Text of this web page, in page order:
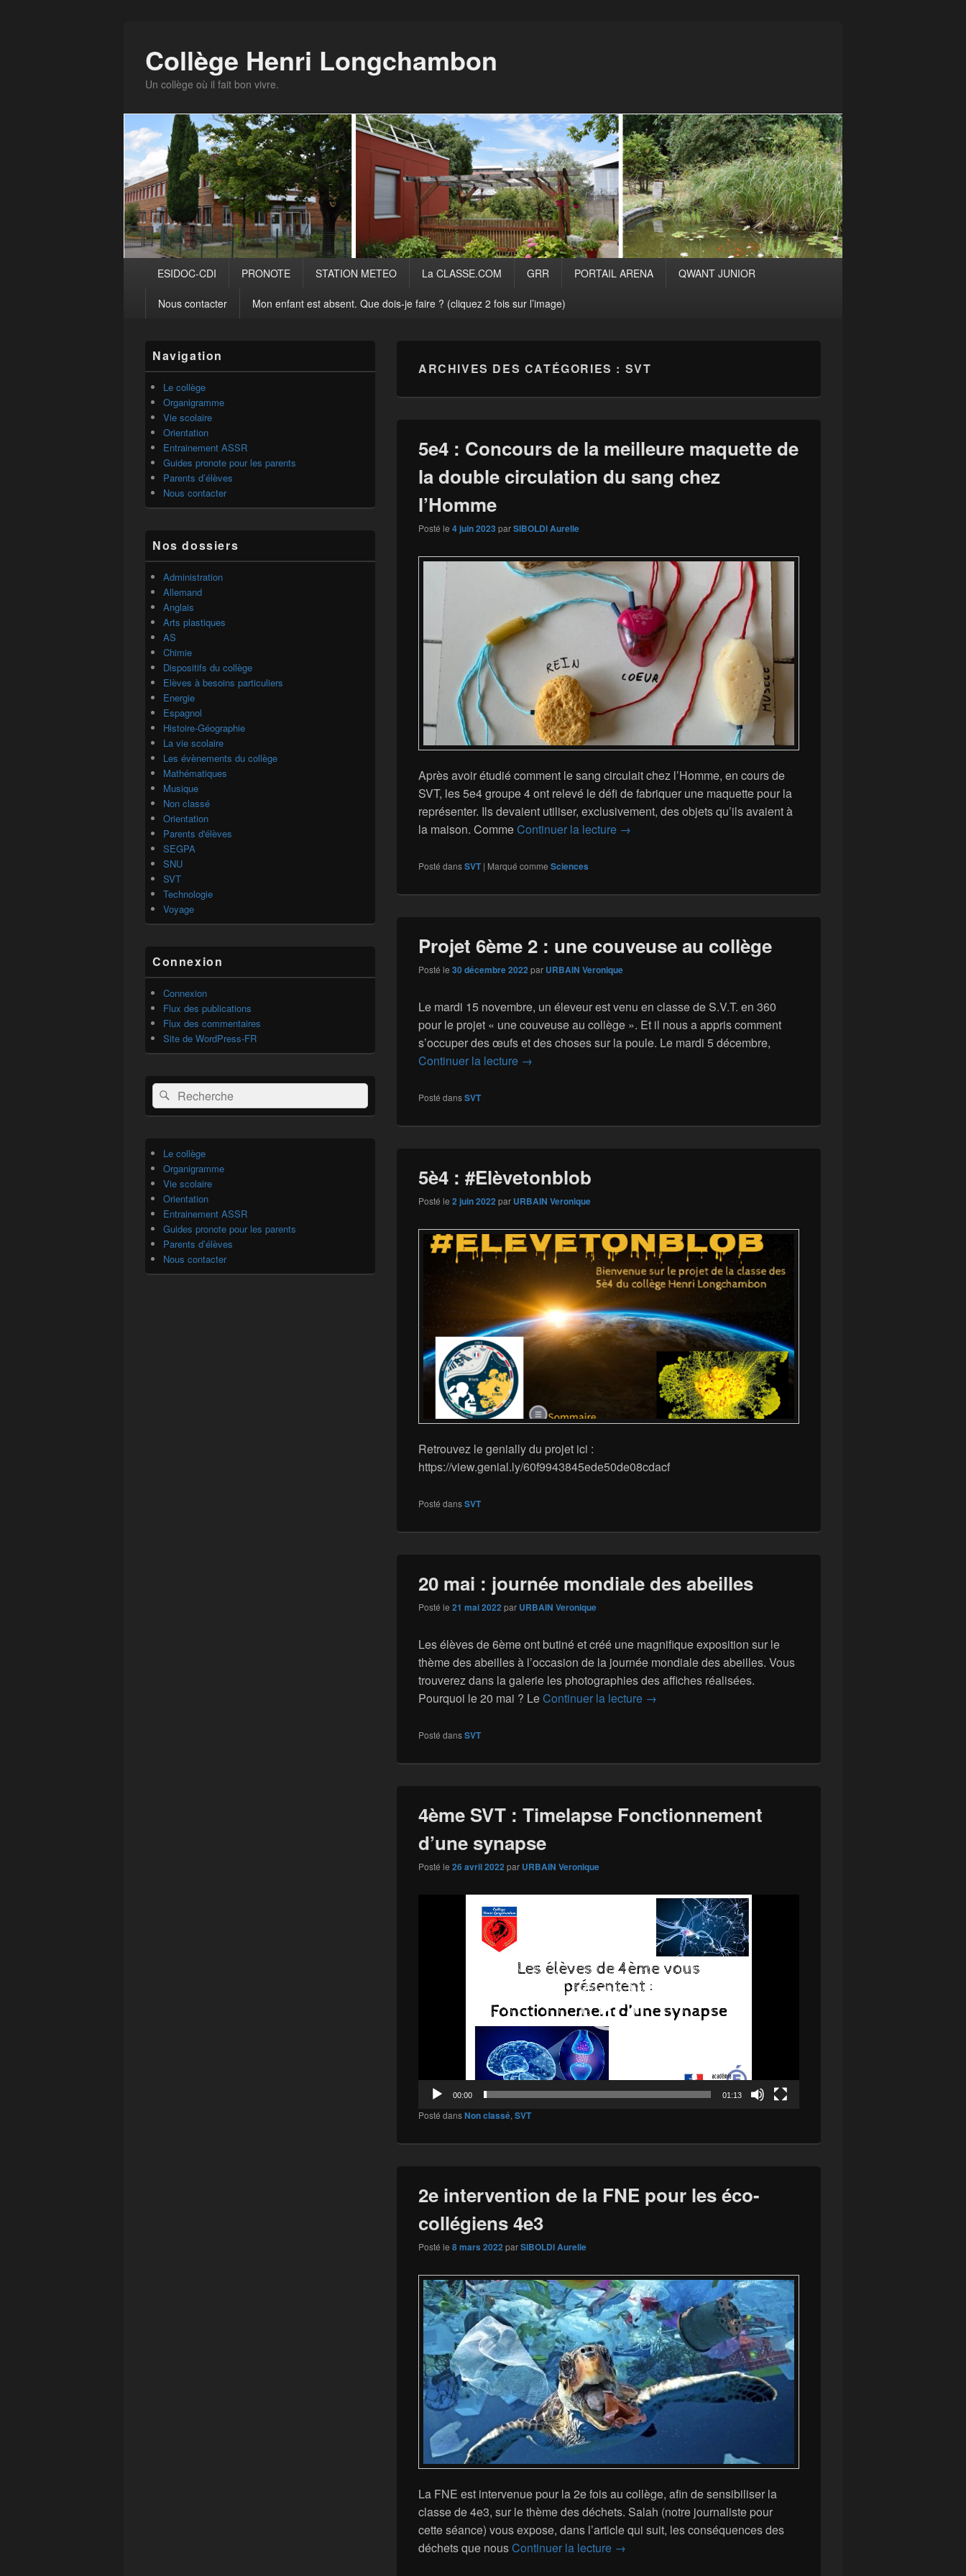
Collège Henri Longchambon
Un collège où il fait bon vivre.
principalESIDOC-CDI PRONOTE STATION METEO La CLASSE.COM GRR PORTAIL ARENA QWANT JUNIOR
Nous contacter Mon enfant est absent. Que dois-je faire ? (cliquez 2 fois sur l’image)
ARCHIVES DES CATÉGORIES : SVT
5e4 : Concours de la meilleure maquette de
la double circulation du sang chez
l’Homme
Posté le 4 juin 2023 parSIBOLDI Aurelie
Après avoir étudié comment le sang circulait chez l’Homme, en cours de
SVT, les 5e4 groupe 4 ont relevé le défi de fabriquer une maquette pour la
représenter. Ils devaient utiliser, exclusivement, des objets qu’ils avaient à
la maison. CommeContinuer la lecture 5e4 : Concours de la meilleure maquette de la double circulation du
→
Posté dansSVT | Marqué comme Sciences
Projet 6ème 2 : une couveuse au collège
Posté le 30 décembre 2022 par URBAIN Veronique
Le mardi 15 novembre, un éleveur est venu en classe de S.V.T. en 360
pour le projet « une couveuse au collège ». Et il nous a appris comment
s’occuper des œufs et des choses sur la poule. Le mardi 5 décembre,
Continuer la lecture Projet 6ème 2 : une couveuse au collège
→
Posté dansSVT
5è4 : #Elèvetonblob
Posté le 2 juin 2022 par URBAIN Veronique
Retrouvez le genially du projet ici :
https://view.genial.ly/60f9943845ede50de08cdacf
Posté dansSVT
20 mai : journée mondiale des abeilles
Posté le 21 mai 2022 par URBAIN Veronique
Les élèves de 6ème ont butiné et créé une magnifique exposition sur le
thème des abeilles à l’occasion de la journée mondiale des abeilles. Vous
trouverez dans la galerie les photographies des affiches réalisées.
Pourquoi le 20 mai ? LeContinuer la lecture 20 mai : journée mondiale des abeilles
→
Posté dansSVT
4ème SVT : Timelapse Fonctionnement
d’une synapse
Posté le 26 avril 2022 par URBAIN Veronique
00:00 01:13
Posté dansNon classé, SVT
2e intervention de la FNE pour les éco-
collégiens 4e3
Posté le 8 mars 2022 parSIBOLDI Aurelie
La FNE est intervenue pour la 2e fois au collège, afin de sensibiliser la
classe de 4e3, sur le thème des déchets. Salah (notre journaliste pour
cette séance) vous expose, dans l’article qui suit, les conséquences des
déchets que nousContinuer la lecture 2e intervention de la FNE pour les éco-collégiens 4e3
→
principale
de
widget
pour
barre
latérale
Navigation
Le collège
Organigramme
Vie scolaire
Orientation
Entrainement ASSR
Guides pronote pour les parents
Parents d’élèves
Nous contacter
Nos dossiers
Administration
Allemand
Anglais
Arts plastiques
AS
Chimie
Dispositifs du collège
Elèves à besoins particuliers
Energie
Espagnol
Histoire-Géographie
La vie scolaire
Les évènements du collège
Mathématiques
Musique
Non classé
Orientation
Parents d'élèves
SEGPA
SNU
SVT
Technologie
Voyage
Connexion
Connexion
Flux des publications
Flux des commentaires
Site de WordPress-FR
Recherche :Rechercher
Le collège
Organigramme
Vie scolaire
Orientation
Entrainement ASSR
Guides pronote pour les parents
Parents d’élèves
Nous contacter